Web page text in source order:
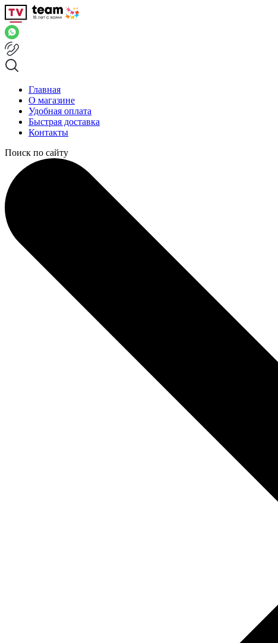
Главная
О магазине
Удобная оплата
Быстрая доставка
Контакты
Поиск по сайту